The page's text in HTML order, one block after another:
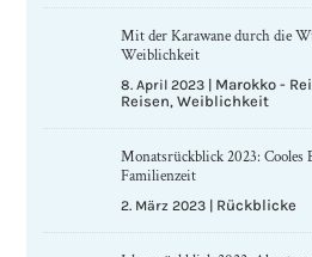
Mit der Karawane durch die
Weiblichkeit
8. April 2023 Marokko -
Reisen,Weiblichkeit
Monatsrückblick 2023: Cooles
Familienzeit
2. März 2023 Rückblicke